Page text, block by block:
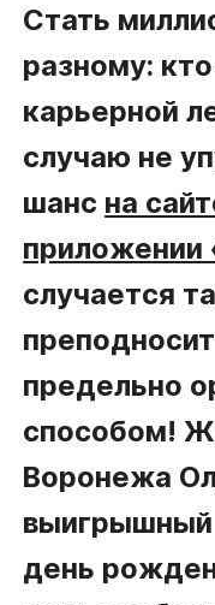
Стать
разному:
карьерной
случаю не
шанс на
приложении
случается
предельно
способом!
Воронежа
выигрышный
день